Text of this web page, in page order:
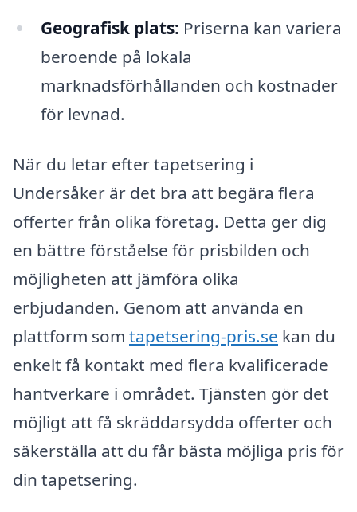
Geografisk plats: Priserna kan variera
beroende på lokala
marknadsförhållanden och kostnader
för levnad.
När du letar efter tapetsering i
Undersåker är det bra att begära flera
offerter från olika företag. Detta ger dig
en bättre förståelse för prisbilden och
möjligheten att jämföra olika
erbjudanden. Genom att använda en
plattform som tapetsering-pris.se kan du
enkelt få kontakt med flera kvalificerade
hantverkare i området. Tjänsten gör det
möjligt att få skräddarsydda offerter och
säkerställa att du får bästa möjliga pris för
din tapetsering.